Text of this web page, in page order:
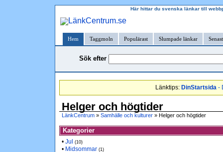
Här hittar du svenska länkar till
Hem Taggmoln Populärast Slumpade länkar
Sök efter
Länktips: DinStartsida -
Helger och högtider
LänkCentrum » Samhälle och kulturer » Helger och högtider
Kategorier
• Jul (10)
• Midsommar (1)